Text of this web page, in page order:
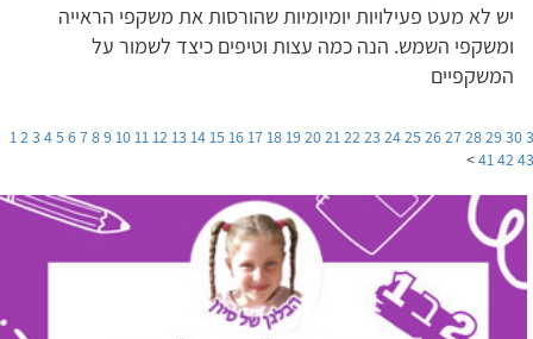
יש לא מעט פעילויות יומיומיות שהורסות את משקפי הראייה
ומשקפי השמש. הנה כמה עצות וטיפים כיצד לשמור על
המשקפיים
123456789101112131415161718192021222324252627282930
414243
>